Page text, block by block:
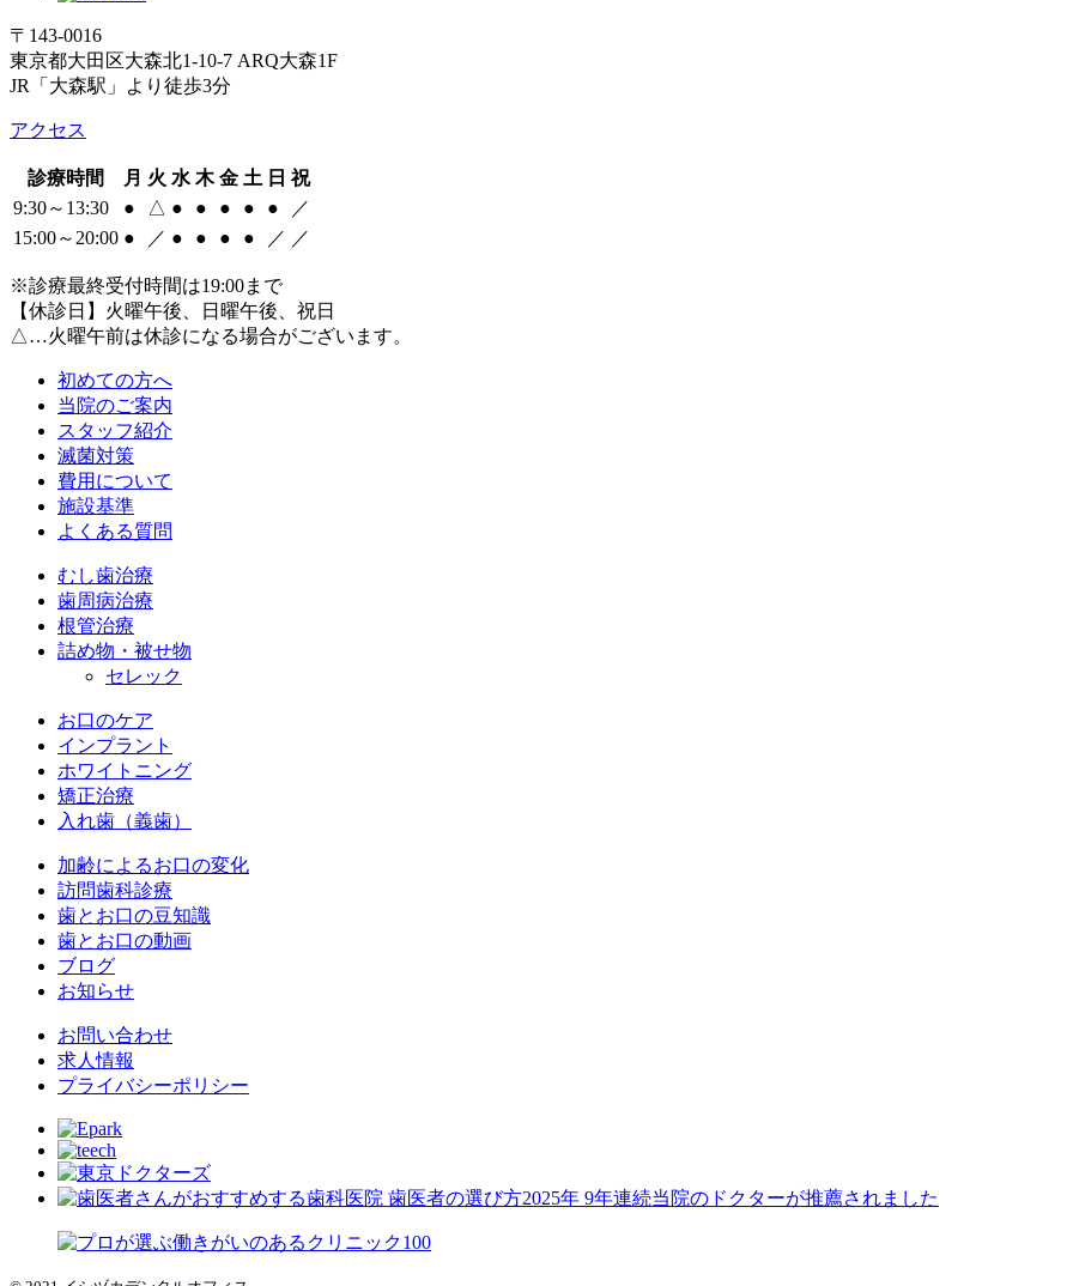
〒143-0016
東京都大田区大森北1-10-7 ARQ大森1F
JR「大森駅」より徒歩3分
アクセス
診療時間 月 火 水 木 金 土 日 祝
9:30～13:30
● △ ● ● ● ● ●
／
15:00～20:00 ● ／ ● ● ● ● ／ ／
※診療最終受付時間は19:00まで
【休診日】火曜午後、日曜午後、祝日
△…火曜午前は休診になる場合がございます。
初めての方へ
当院のご案内
スタッフ紹介
滅菌対策
費用について
施設基準
よくある質問
むし歯治療
歯周病治療
根管治療
詰め物・被せ物
セレック
お口のケア
インプラント
ホワイトニング
矯正治療
入れ歯（義歯）
加齢によるお口の変化
訪問歯科診療
歯とお口の豆知識
歯とお口の動画
ブログ
お知らせ
お問い合わせ
求人情報
プライバシーポリシー